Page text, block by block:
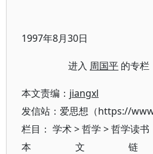
1997年8月30日
进入 周国平 的专
本文责编： jiangxl
发信站：爱思想（https://
栏目： 学术>哲学 >哲学读书
本文